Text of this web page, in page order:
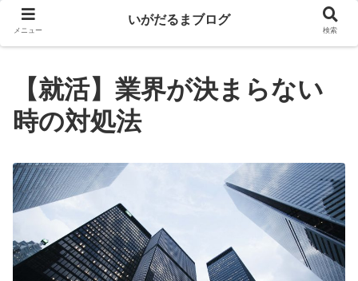
【就活】業界が決まらない
時の対処法
メニュー
いがだるまブログ
検索